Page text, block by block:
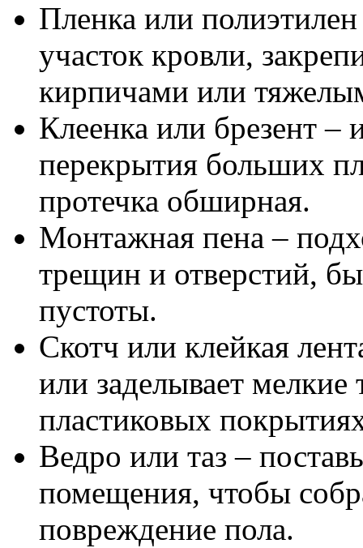
Пленка или
участок кровли,
кирпичами или
Клеенка или брезент –
перекрытия больших
протечка обширная.
Монтажная пена –
трещин и отверстий,
пустоты.
Скотч или клейкая
или заделывает
пластиковых
Ведро или таз –
помещения, чтобы
повреждение пола.